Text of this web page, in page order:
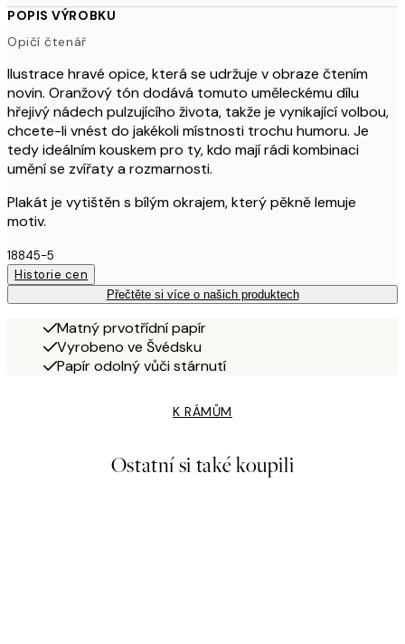
POPIS VÝROBKU
Opičí čtenář
Ilustrace hravé opice, která se udržuje v obraze čtením
novin. Oranžový tón dodává tomuto uměleckému dílu
hřejivý nádech pulzujícího života, takže je vynikající volbou,
chcete-li vnést do jakékoli místnosti trochu humoru. Je
tedy ideálním kouskem pro ty, kdo mají rádi kombinaci
umění se zvířaty a rozmarnosti.
Plakát je vytištěn s bílým okrajem, který pěkně lemuje
motiv.
18845-5
Historie cen
Přečtěte si více o našich produktech
Matný prvotřídní papír
Vyrobeno ve Švédsku
Papír odolný vůči stárnutí
K RÁMŮM
Ostatní si také koupili